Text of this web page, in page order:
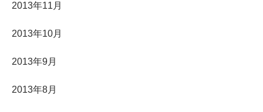
2013年11月
2013年10月
2013年9月
2013年8月